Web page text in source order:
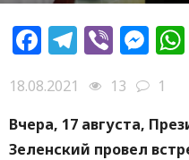
Facebook
Viber
18.08.2021 13
1
Вчера, 17 августа,
Зеленский провел